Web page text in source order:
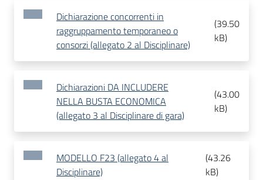
Dichiarazione concorrenti in
raggruppamento temporaneo o
consorzi (allegato 2 al Disciplinare)
(39.50
kB)
Dichiarazioni DA INCLUDERE
NELLA BUSTA ECONOMICA
(allegato 3 al Disciplinare di gara)
(43.00
kB)
MODELLO F23 (allegato 4 al
Disciplinare)
(43.26
kB)